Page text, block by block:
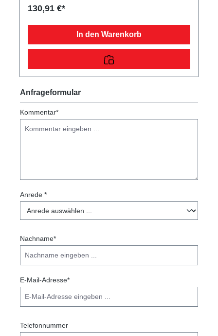
130,91 €*
In den Warenkorb
Anfrageformular
Kommentar*
Anrede *
Nachname*
E-Mail-Adresse*
Telefonnummer